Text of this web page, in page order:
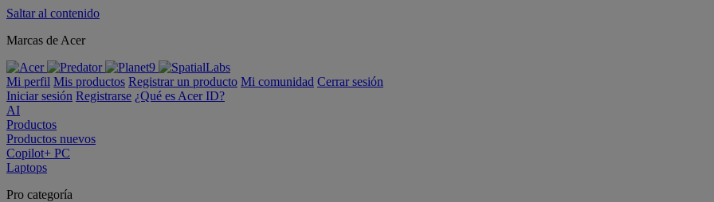
Saltar al contenido
Marcas de Acer
Mi perfil Mis productos Registrar un producto Mi comunidad Cerrar sesión
Iniciar sesión Registrarse ¿Qué es Acer ID?
AI
Productos
Productos nuevos
Copilot+ PC
Laptops
Pro categoría